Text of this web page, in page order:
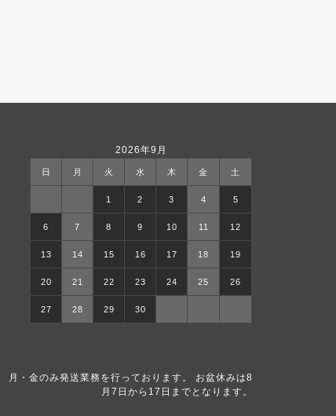
2026年9月
日 月 火 水 木 金 土
1 2 3 4 5
6 7 8 9 10 11 12
13 14 15 16 17 18 19
20 21 22 23 24 25 26
27 28 29 30
月・金のみ発送業務を行っております。 お盆休みは8
月7日から17日までとなります。